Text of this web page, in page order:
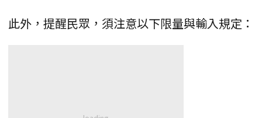
此外，提醒民眾，須注意以下限量與輸入規定：